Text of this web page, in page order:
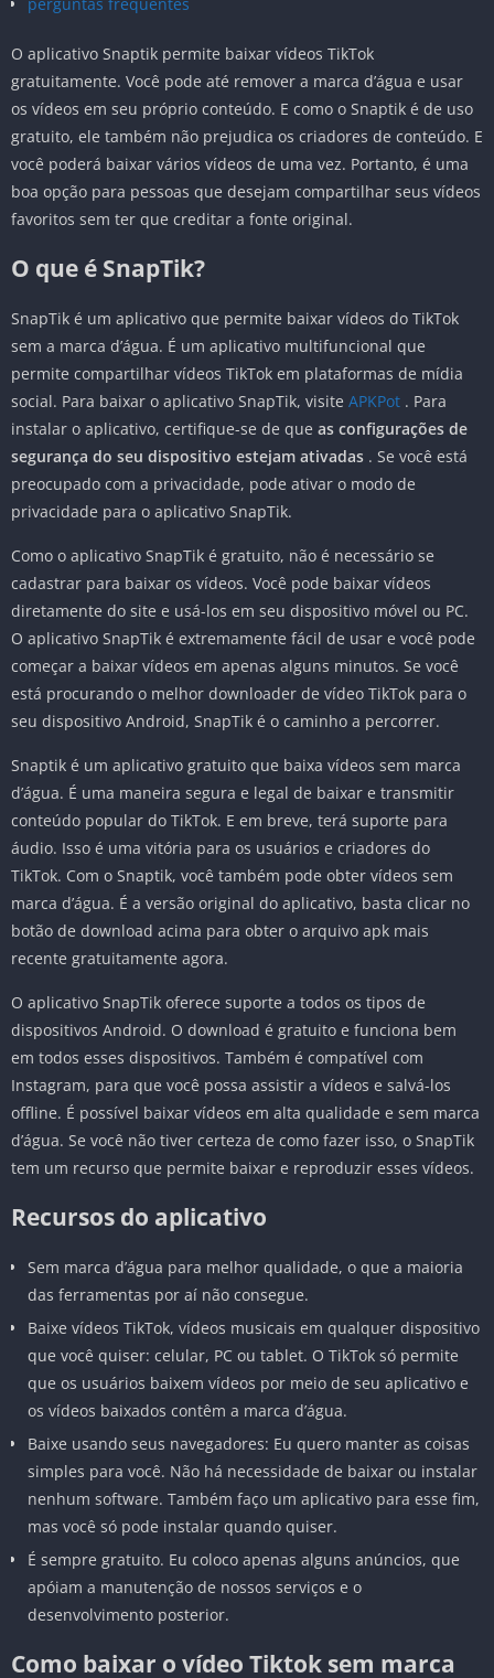
O aplicativo Snaptik permite baixar vídeos TikTok
gratuitamente. Você pode até remover a marca d’água e usar
os vídeos em seu próprio conteúdo. E como o Snaptik é de uso
gratuito, ele também não prejudica os criadores de conteúdo. E
você poderá baixar vários vídeos de uma vez. Portanto, é uma
boa opção para pessoas que desejam compartilhar seus vídeos
favoritos sem ter que creditar a fonte original.
O que é SnapTik?
SnapTik é um aplicativo que permite baixar vídeos do TikTok
sem a marca d’água. É um aplicativo multifuncional que
permite compartilhar vídeos TikTok em plataformas de mídia
social. Para baixar o aplicativo SnapTik, visite APKPot . Para
instalar o aplicativo, certifique-se de que as configurações de
segurança do seu dispositivo estejam ativadas . Se você está
preocupado com a privacidade, pode ativar o modo de
privacidade para o aplicativo SnapTik.
Como o aplicativo SnapTik é gratuito, não é necessário se
cadastrar para baixar os vídeos. Você pode baixar vídeos
diretamente do site e usá-los em seu dispositivo móvel ou PC.
O aplicativo SnapTik é extremamente fácil de usar e você pode
começar a baixar vídeos em apenas alguns minutos. Se você
está procurando o melhor downloader de vídeo TikTok para o
seu dispositivo Android, SnapTik é o caminho a percorrer.
Snaptik é um aplicativo gratuito que baixa vídeos sem marca
d’água. É uma maneira segura e legal de baixar e transmitir
conteúdo popular do TikTok. E em breve, terá suporte para
áudio. Isso é uma vitória para os usuários e criadores do
TikTok. Com o Snaptik, você também pode obter vídeos sem
marca d’água. É a versão original do aplicativo, basta clicar no
botão de download acima para obter o arquivo apk mais
recente gratuitamente agora.
O aplicativo SnapTik oferece suporte a todos os tipos de
dispositivos Android. O download é gratuito e funciona bem
em todos esses dispositivos. Também é compatível com
Instagram, para que você possa assistir a vídeos e salvá-los
offline. É possível baixar vídeos em alta qualidade e sem marca
d’água. Se você não tiver certeza de como fazer isso, o SnapTik
tem um recurso que permite baixar e reproduzir esses vídeos.
Recursos do aplicativo
Sem marca d’água para melhor qualidade, o que a maioria
das ferramentas por aí não consegue.
Baixe vídeos TikTok, vídeos musicais em qualquer dispositivo
que você quiser: celular, PC ou tablet. O TikTok só permite
que os usuários baixem vídeos por meio de seu aplicativo e
os vídeos baixados contêm a marca d’água.
Baixe usando seus navegadores: Eu quero manter as coisas
simples para você. Não há necessidade de baixar ou instalar
nenhum software. Também faço um aplicativo para esse fim,
mas você só pode instalar quando quiser.
É sempre gratuito. Eu coloco apenas alguns anúncios, que
apóiam a manutenção de nossos serviços e o
desenvolvimento posterior.
Como baixar o vídeo Tiktok sem marca